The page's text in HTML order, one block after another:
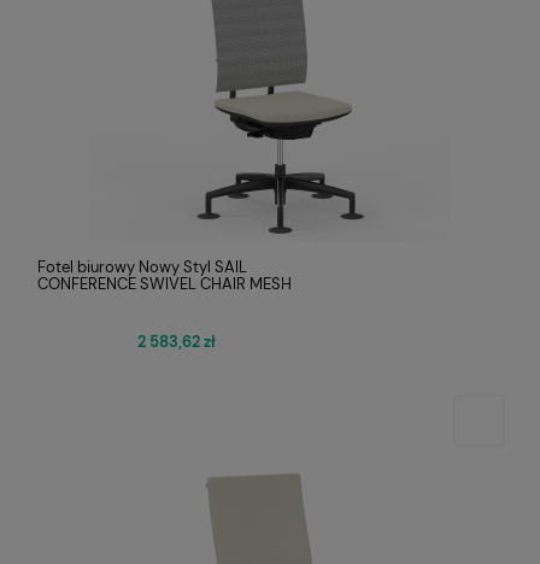
Fotel biurowy Nowy Styl SAIL
CONFERENCE SWIVEL CHAIR MESH
2 583,62 zł